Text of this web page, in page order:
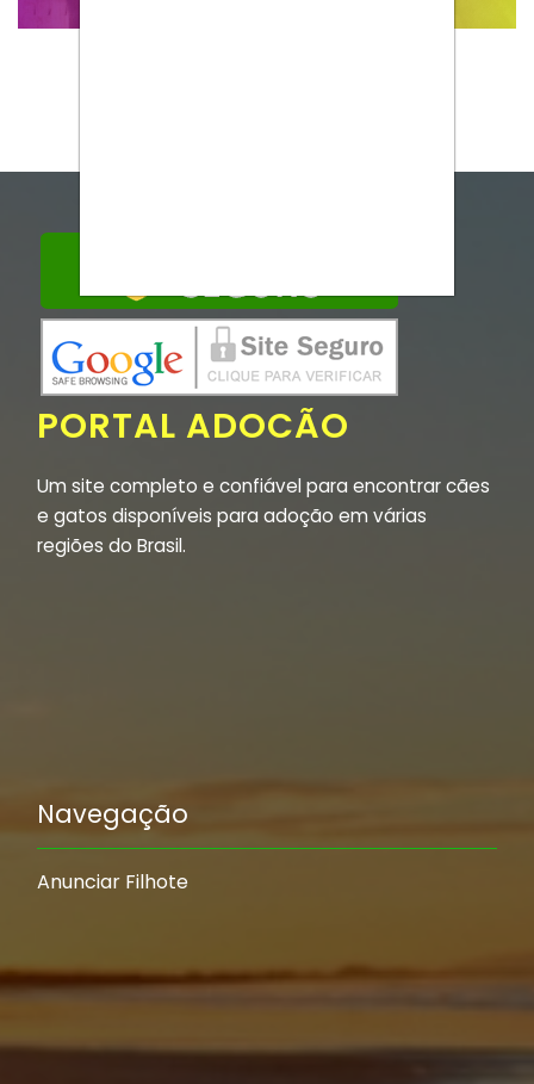
PORTAL ADOCÃO
Um site completo e confiável para encontrar cães
e gatos disponíveis para adoção em várias
regiões do Brasil.
Navegação
Anunciar Filhote